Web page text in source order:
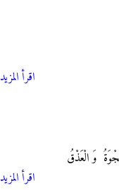
اقرأ المزيد
وَ الْعَذْقُ
اقرأ المزيد